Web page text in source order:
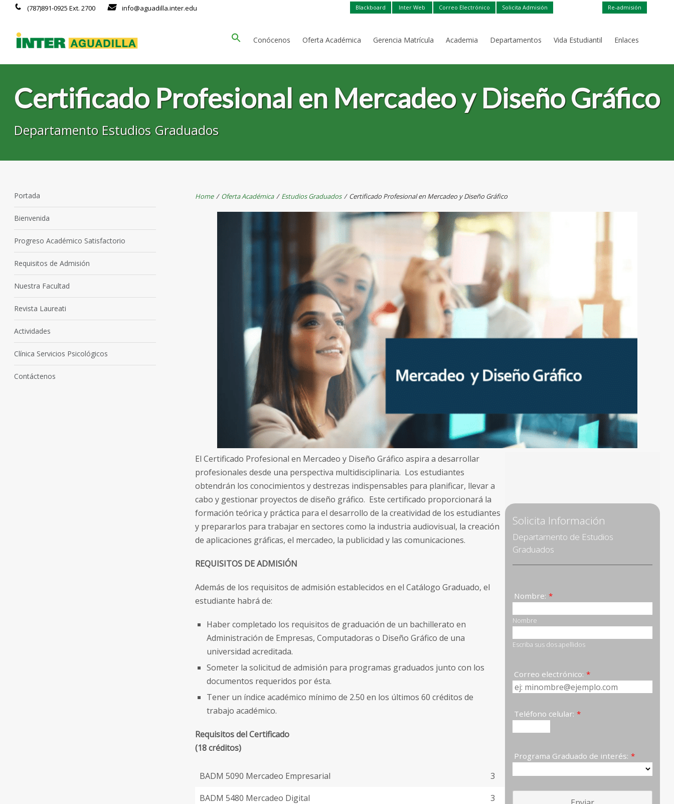
Blackboard Inter Web Correo Electrónico Solicita Admisión Re-admisión
(787)891-0925 Ext. 2700 info@aguadilla.inter.edu
Conócenos Oferta Académica Gerencia Matrícula Academia Departamentos Vida Estudiantil Enlaces
Certificado Profesional en Mercadeo y Diseño Gráfico
Departamento Estudios Graduados
Home / Oferta Académica / Estudios Graduados / Certificado Profesional en Mercadeo y Diseño Gráfico
El Certificado Profesional en Mercadeo y Diseño Gráfico aspira a desarrollar
profesionales desde una perspectiva multidisciplinaria. Los estudiantes
obtendrán los conocimientos y destrezas indispensables para planificar, llevar a
cabo y gestionar proyectos de diseño gráfico. Este certificado proporcionará la
formación teórica y práctica para el desarrollo de la creatividad de los estudiantes
y prepararlos para trabajar en sectores como la industria audiovisual, la creación
de aplicaciones gráficas, el mercadeo, la publicidad y las comunicaciones.
REQUISITOS DE ADMISIÓN
Además de los requisitos de admisión establecidos en el Catálogo Graduado, el
estudiante habrá de:
Haber completado los requisitos de graduación de un bachillerato en
Administración de Empresas, Computadoras o Diseño Gráfico de una
universidad acreditada.
Someter la solicitud de admisión para programas graduados junto con los
documentos requeridos por ésta.
Tener un índice académico mínimo de 2.50 en los últimos 60 créditos de
trabajo académico.
Requisitos del Certificado
(18 créditos)
BADM 5090 Mercadeo Empresarial
3
BADM 5480 Mercadeo Digital
3
Portada
Bienvenida
Progreso Académico Satisfactorio
Requisitos de Admisión
Nuestra Facultad
Revista Laureati
Actividades
Clínica Servicios Psicológicos
Contáctenos